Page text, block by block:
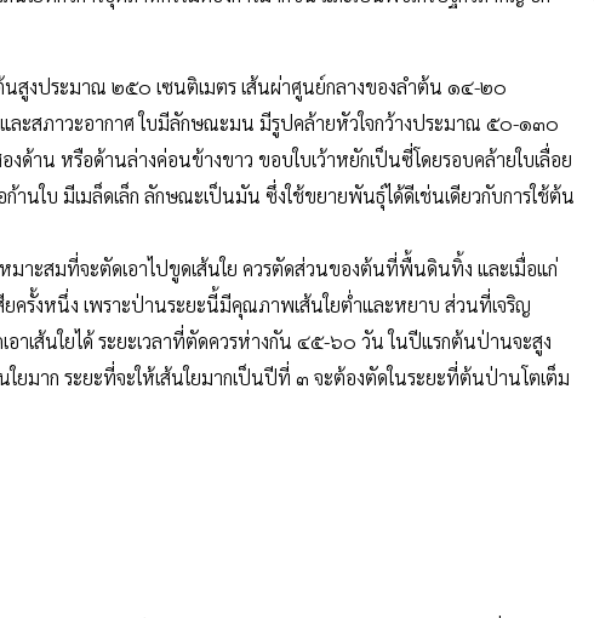
สูงประมาณ ๒๕๐ เซนติเมตร เส้นผ่าศูนย์กลางของลำต้น ๑๔-๒๐
ะสภาวะอากาศ ใบมีลักษณะมน มีรูปคล้ายหัวใจกว้างประมาณ ๕๐-๑๓๐
ด้าน หรือด้านล่างค่อนข้างขาว ขอบใบเว้าหยักเป็นซี่โดยรอบคล้ายใบเลื่อย
านใบ มีเมล็ดเล็ก ลักษณะเป็นมัน ซึ่งใช้ขยายพันธุ์ได้ดีเช่นเดียวกับการใช้ต้น
มาะสมที่จะตัดเอาไปขูดเส้นใย ควรตัดส่วนของต้นที่พื้นดินทิ้ง และเมื่อแก่
ยครั้งหนึ่ง เพราะป่านระยะนี้มีคุณภาพเส้นใยต่ำและหยาบ ส่วนที่เจริญ
าเส้นใยได้ ระยะเวลาที่ตัดควรห่างกัน ๔๕-๖๐ วัน ในปีแรกต้นป่านจะสูง
ยมาก ระยะที่จะให้เส้นใยมากเป็นปีที่ ๓ จะต้องตัดในระยะที่ต้นป่านโตเต็ม